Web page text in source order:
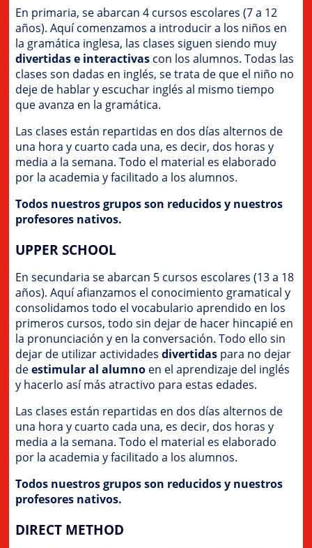
En primaria, se abarcan 4 cursos escolares (7 a 12
años). Aquí comenzamos a introducir a los niños en
la gramática inglesa, las clases siguen siendo muy
divertidas e interactivas con los alumnos. Todas las
clases son dadas en inglés, se trata de que el niño no
deje de hablar y escuchar inglés al mismo tiempo
que avanza en la gramática.
Las clases están repartidas en dos días alternos de
una hora y cuarto cada una, es decir, dos horas y
media a la semana. Todo el material es elaborado
por la academia y facilitado a los alumnos.
Todos nuestros grupos son reducidos y nuestros
profesores nativos.
UPPER SCHOOL
En secundaria se abarcan 5 cursos escolares (13 a 18
años). Aquí afianzamos el conocimiento gramatical y
consolidamos todo el vocabulario aprendido en los
primeros cursos, todo sin dejar de hacer hincapié en
la pronunciación y en la conversación. Todo ello sin
dejar de utilizar actividadesdivertidas para no dejar
deestimular al alumno en el aprendizaje del inglés
y hacerlo así más atractivo para estas edades.
Las clases están repartidas en dos días alternos de
una hora y cuarto cada una, es decir, dos horas y
media a la semana. Todo el material es elaborado
por la academia y facilitado a los alumnos.
Todos nuestros grupos son reducidos y nuestros
profesores nativos.
DIRECT METHOD